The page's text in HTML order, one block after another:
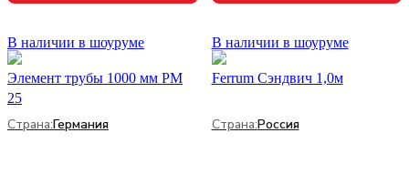
В наличии в шоуруме
Элемент трубы 1000 мм PM
25
Страна:Германия
В наличии в шоуруме
Ferrum Сэндвич 1,0м
Страна:Россия